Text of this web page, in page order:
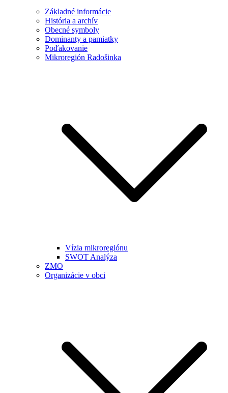
Základné informácie
História a archív
Obecné symboly
Dominanty a pamiatky
Poďakovanie
Mikroregión Radošinka
Vízia mikroregiónu
SWOT Analýza
ZMO
Organizácie v obci